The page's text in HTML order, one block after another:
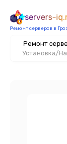
servers-
Ремонт серверов в
Ремонт
Установка/